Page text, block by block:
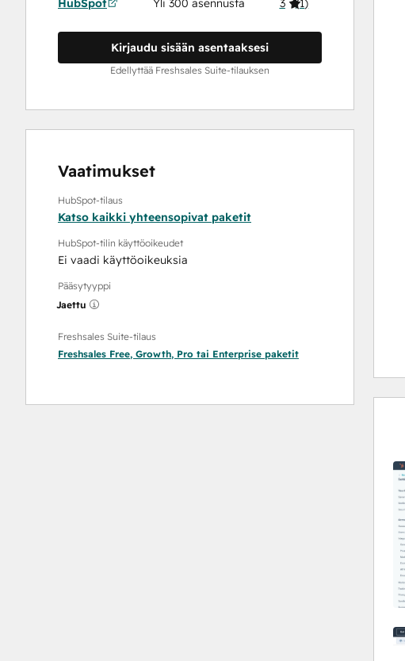
HubSpot Yli 300 asennusta 3 (1)
Kirjaudu sisään asentaaksesi
Edellyttää Freshsales Suite-tilauksen
Vaatimukset
HubSpot-tilaus
Katso kaikki yhteensopivat paketit
HubSpot-tilin käyttöoikeudet
Ei vaadi käyttöoikeuksia
Pääsytyyppi
Jaettu
Freshsales Suite-tilaus
Freshsales Free, Growth, Pro tai Enterprise paketit